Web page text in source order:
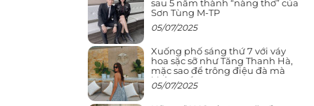
sau 5 năm thành “nàng thơ” của
Sơn Tùng M-TP
05/07/2025
Xuống phố sáng thứ 7 với váy
hoa sặc sỡ như Tăng Thanh Hà,
mặc sao để trông điệu đà mà
không sến
05/07/2025